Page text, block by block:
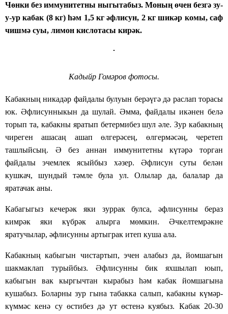
Чөнки без иммунитетны ныгытабыз. Моның өчен безгә зу-
у-ур кабак (8 кг) һәм 1,5 кг әфлисун, 2 кг шикәр комы, саф
чишмә суы, лимон кислотасы кирәк.
Кадыйр Гомәров фотосы.
Кабакныңникадәр файдалы булуын берәүгә дә раслап торасы
юк. Әфлисунныкын да шулай. Әмма, файдалы икәнен белә
торып та, кабакны яратып бетермибез шул әле. Зур кабакның
чиреген ашасаң ашап өлгерәсең, өлгермәсәң, черетеп
ташлыйсың. Ә без аннан иммунитетны күтәрә торган
файдалы эчемлек ясыйбыз хәзер. Әфлисун суты белән
кушкач, шундый тәмле була ул. Олылар да, балалар да
яратачак аны.
Кабагыгыз кечерәк яки зуррак булса, әфлисунны бераз
кимрәк яки күбрәк алырга мөмкин. Әчкелтемрәкне
яратучылар, әфлисунны артыграк итеп куша ала.
Кабакның кабыгын чистартып, эчен алабыз да, йомшагын
шакмаклап турыйбыз. Әфлисунны бикяхшылап юып,
кабыгын вак кыргычтан кырабыз һәм кабак йомшагына
кушабыз. Боларны зур гынатабакка салып, кабакны күмәр-
күммәс кенә су өстибез дә ут өстенә куябыз. Кабак 20-30